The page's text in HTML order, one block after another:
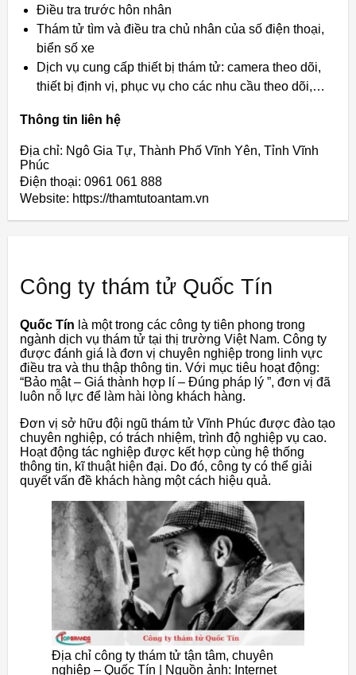
Điều tra trước hôn nhân
Thám tử tìm và điều tra chủ nhân của số điện thoại,
biển số xe
Dịch vụ cung cấp thiết bị thám tử: camera theo dõi,
thiết bị định vị, phục vụ cho các nhu cầu theo dõi,…
Thông tin liên hệ
Địa chỉ: Ngô Gia Tự, Thành Phố Vĩnh Yên, Tỉnh Vĩnh
Phúc
Điện thoại: 0961 061 888
Website: https://thamtutoantam.vn
Công ty thám tử Quốc Tín
Quốc Tín là một trong các công ty tiên phong trong
ngành dịch vụ thám tử tại thị trường Việt Nam. Công ty
được đánh giá là đơn vị chuyên nghiệp trong linh vực
điều tra và thu thập thông tin. Với mục tiêu hoạt động:
“Bảo mật – Giá thành hợp lí – Đúng pháp lý ”, đơn vị đã
luôn nỗ lực để làm hài lòng khách hàng.
Đơn vị sở hữu đội ngũ thám tử Vĩnh Phúc được đào tạo
chuyên nghiệp, có trách nhiệm, trình độ nghiệp vụ cao.
Hoạt động tác nghiệp được kết hợp cùng hệ thống
thông tin, kĩ thuật hiện đại. Do đó, công ty có thể giải
quyết vấn đề khách hàng một cách hiệu quả.
Địa chỉ công ty thám tử tận tâm, chuyên
nghiệp – Quốc Tín | Nguồn ảnh: Internet